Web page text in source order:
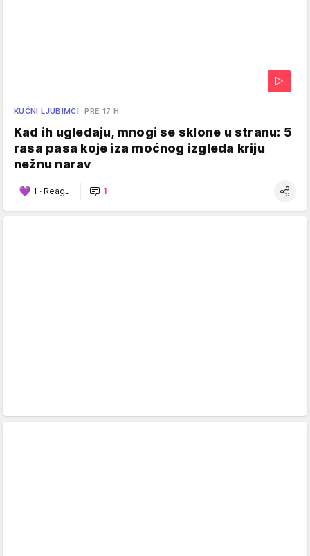
KUĆNI LJUBIMCI PRE 17 H
Kad ih ugledaju, mnogi se sklone u stranu: 5
rasa pasa koje iza moćnog izgleda kriju
nežnu narav
1 · Reaguj 1